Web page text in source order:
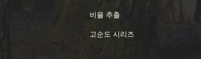
비율 추출
고순도 시리즈